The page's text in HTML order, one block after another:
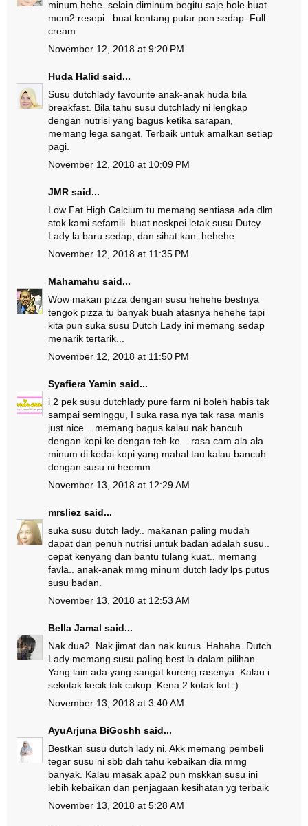
minum.hehe. selain diminum begitu saje bole buat
mcm2 resepi.. buat kentang putar pon sedap. Full
cream
November 12, 2018 at 9:20 PM
Huda Halid said...
Susu dutchlady favourite anak-anak huda bila
breakfast. Bila tahu susu dutchlady ni lengkap
dengan nutrisi yang bagus ketika sarapan,
memang lega sangat. Terbaik untuk amalkan setiap
pagi.
November 12, 2018 at 10:09 PM
JMR said...
Low Fat High Calcium tu memang sentiasa ada dlm
stok kami sefamili..buat neskpei letak susu Dutcy
Lady la baru sedap, dan sihat kan..hehehe
November 12, 2018 at 11:35 PM
Mahamahu said...
Wow makan pizza dengan susu hehehe bestnya
tengok pizza tu banyak buah atasnya hehehe tapi
kita pun suka susu Dutch Lady ini memang sedap
menarik tertarik...
November 12, 2018 at 11:50 PM
Syafiera Yamin said...
i 2 pek susu dutchlady pure farm ni boleh habis tak
sampai seminggu, I suka rasa nya tak rasa manis
just nice... memang bagus kalau nak bancuh
dengan kopi ke dengan teh ke... rasa cam ala ala
minum di kedai kopi yang mahal tau kalau bancuh
dengan susu ni heemm
November 13, 2018 at 12:29 AM
mrsliez said...
suka susu dutch lady.. makanan paling mudah
dapat dan penuh nutrisi untuk badan adalah susu..
cepat kenyang dan bantu tulang kuat.. memang
favla.. anak-anak mmg minum dutch lady lps putus
susu badan.
November 13, 2018 at 12:53 AM
Bella Jamal said...
Nak dua2. Nak jimat dan nak kurus. Hahaha. Dutch
Lady memang susu paling best la dalam pilihan.
Yang lain ada yang sangat kureng rasenya. Kalau i
sekotak kecik tak cukup. Kena 2 kotak kot :)
November 13, 2018 at 3:40 AM
AyuArjuna BiGoshh said...
Bestkan susu dutch lady ni. Akk memang pembeli
tegar susu ni sbb dah tahu kebaikan dia mmg
banyak. Kalau masak apa2 pun mskkan susu ini
lebih kebaikan dan penjagaan kesihatan yg terbaik
November 13, 2018 at 5:28 AM